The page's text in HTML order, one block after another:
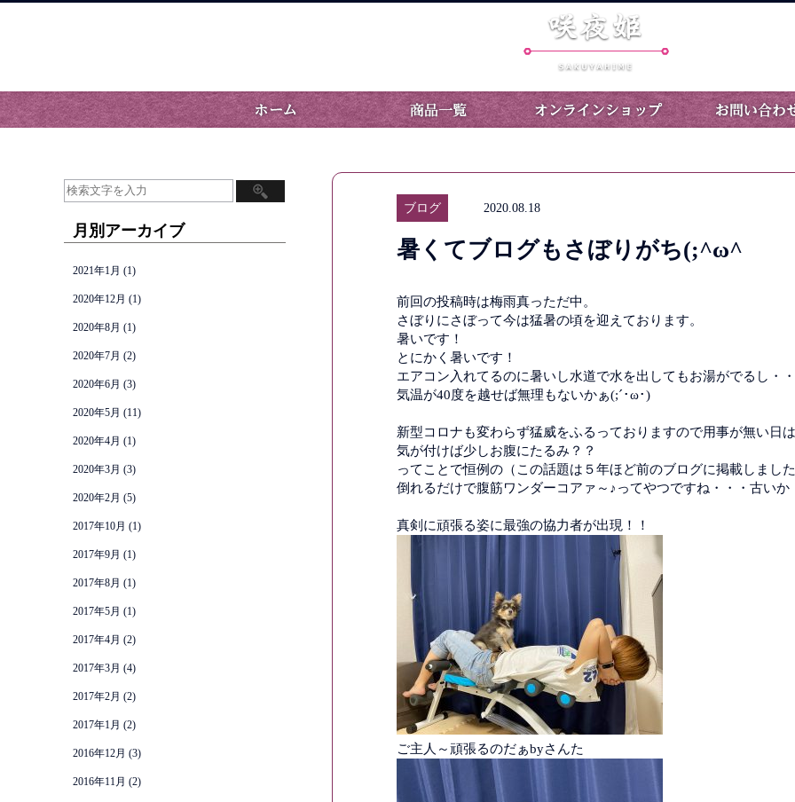
ブログ 2020.08.18
暑くてブログもさぼりがち(;^ω^
前回の投稿時は梅雨真っただ中。
さぼりにさぼって今は猛暑の頃を迎えております。
暑いです！
とにかく暑いです！
エアコン入れてるのに暑いし水道で水を出してもお湯がでるし・・
気温が40度を越せば無理もないかぁ(;´･ω･)
新型コロナも変わらず猛威をふるっておりますので用事が無い日
気が付けば少しお腹にたるみ？？
ってことで恒例の（この話題は５年ほど前のブログに掲載しまし
倒れるだけで腹筋ワンダーコアァ～♪ってやつですね・・・古いか
真剣に頑張る姿に最強の協力者が出現！！
ご主人～頑張るのだぁbyさんた
月別アーカイブ
2021年1月 (1)
2020年12月 (1)
2020年8月 (1)
2020年7月 (2)
2020年6月 (3)
2020年5月 (11)
2020年4月 (1)
2020年3月 (3)
2020年2月 (5)
2017年10月 (1)
2017年9月 (1)
2017年8月 (1)
2017年5月 (1)
2017年4月 (2)
2017年3月 (4)
2017年2月 (2)
2017年1月 (2)
2016年12月 (3)
2016年11月 (2)